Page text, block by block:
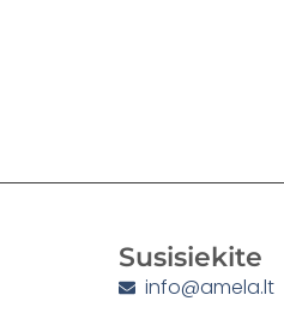
Susisiekite
info@amela.lt